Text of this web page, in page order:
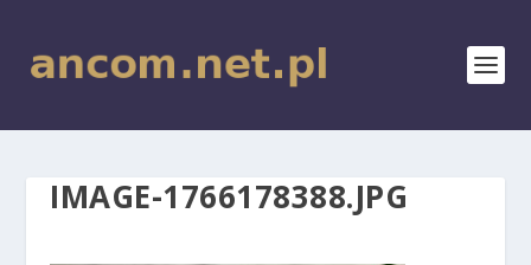
IMAGE-1766178388.JPG